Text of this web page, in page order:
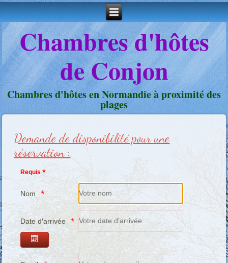
Chambres d'hôtes
de Conjon
Chambres d'hôtes en Normandie à proximité des
plages
Demande de disponibilité pour une
réservation :
Requis *
Nom
Date d'arrivée